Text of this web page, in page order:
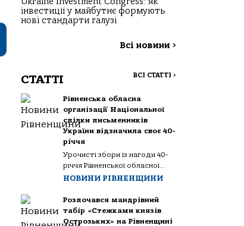
інвестиції у майбутнє формують
нові стандарти галузі
Всі новини >
СТАТТІ ВСІ СТАТТІ >
Рівненська обласна
організації Національної
спілки письменників
України відзначила своє 40-
річчя
Урочисті збори із нагоди 40-
річчя Рівненської обласної...
НОВИНИ РІВНЕНЩИНИ
Розпочався мандрівний
табір «Стежками князів
Острозьких» на Рівненщині